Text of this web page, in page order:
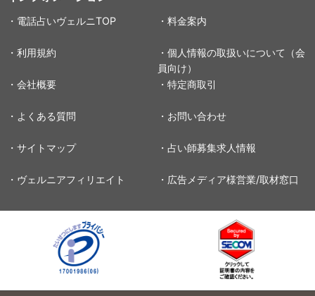
・電話占いヴェルニTOP ・料金案内
・利用規約
・個人情報の取扱いについて（会
員向け）
・会社概要
・特定商取引
・よくある質問 ・お問い合わせ
・サイトマップ ・占い師募集求人情報
・ヴェルニアフィリエイト ・広告メディア様営業/取材窓口